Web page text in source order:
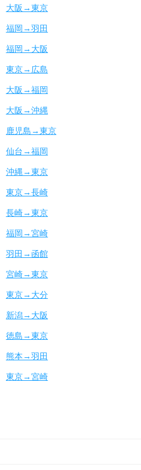
大阪→東京
福岡→羽田
福岡→大阪
東京→広島
大阪→福岡
大阪→沖縄
鹿児島→東京
仙台→福岡
沖縄→東京
東京→長崎
長崎→東京
福岡→宮崎
羽田→函館
宮崎→東京
東京→大分
新潟→大阪
徳島→東京
熊本→羽田
東京→宮崎